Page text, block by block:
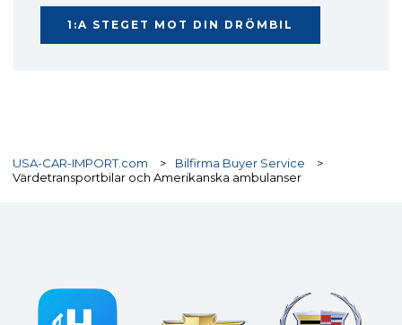
1:A STEGET MOT DIN DRÖMBIL
USA-CAR-IMPORT.com > Bilfirma Buyer Service
>
Värdetransportbilar och Amerikanska ambulanser